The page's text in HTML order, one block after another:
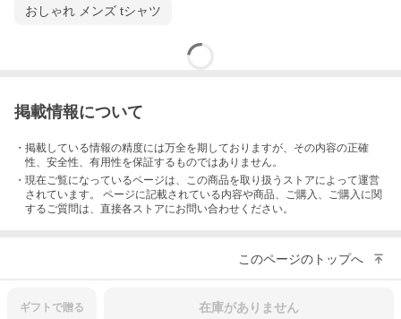
おしゃれ メンズ tシャツ
掲載情報について
・掲載している情報の精度には万全を期しておりますが、その内容の正確
性、安全性、有用性を保証するものではありません。
・現在ご覧になっているページは、この商品を取り扱うストアによって運営
されています。 ページに記載されている内容や商品、ご購入 、ご購入に関
するご質問は、直接各ストアにお問い合わせください。
このページのトップへ
ギフトで贈る 在庫がありません